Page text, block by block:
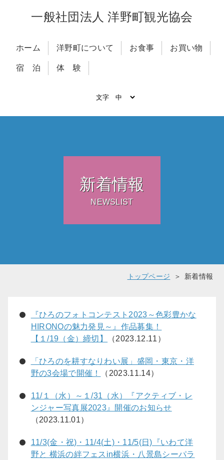
一般社団法人 洋野町観光協会
ホーム 洋野町について お食事 お買い物
宿 泊 体 験
新着情報
NEWSLIST
トップページ 新着情報
『ひろのフォトコンテスト2023～色彩豊かな
HIRONOの魅力発見～』作品募集！
【１/19（金）締切】
（2023.12.11）
「ひろのを耕すなりわい展」盛岡・東京・洋
野の3会場で開催！
（2023.11.14）
11/１（水）～１/31（水）『アクティブ・レ
ンジャー写真展2023』開催のお知らせ
（2023.11.01）
11/3(金・祝)・11/4(土)・11/5(日)『いわて洋
野と 横浜の絆フェスin横浜・八景島シーパラ